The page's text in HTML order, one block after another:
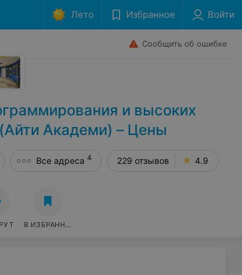
Лето Избранное Войти
Сообщить об ошибке
и высоких
Академи) – Цены
Все адреса 4 229 отзывов 4.9
В ИЗБРАННОЕ